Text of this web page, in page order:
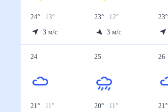
24° 13°
3 м/с
23° 12°
3 м/с
23°
24
21° 11°
25
20° 11°
26
21°